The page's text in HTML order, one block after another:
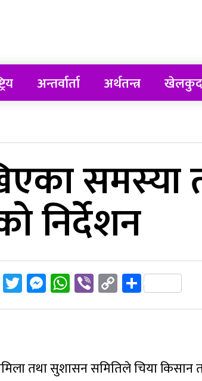
अन्तर्वार्ता अर्थतन्त्र खेलकुद
निर्देशन
Facebook
Twitter
Messenger
WhatsApp
ViberCopy
Link
Share
तथा सुशासन समितिले चिया किसान